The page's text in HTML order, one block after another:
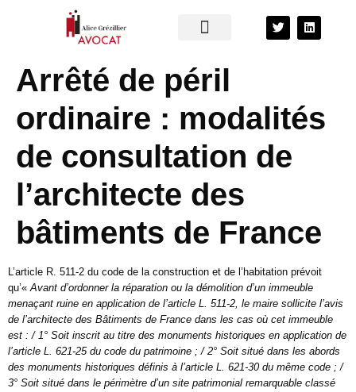
Arrêté de péril
ordinaire : modalités
de consultation de
l’architecte des
bâtiments de France
L’article R. 511-2 du code de la construction et de l’habitation prévoit
qu’«Avant d’ordonner la réparation ou la démolition d’un immeuble
menaçant ruine en application de l’article L. 511-2, le maire sollicite l’avis
de l’architecte des Bâtiments de France dans les cas où cet immeuble
est : / 1° Soit inscrit au titre des monuments historiques en application de
l’article L. 621-25 du code du patrimoine ; / 2° Soit situé dans les abords
des monuments historiques définis à l’article L. 621-30 du même code ; /
3° Soit situé dans le périmètre d’un site patrimonial remarquable classé